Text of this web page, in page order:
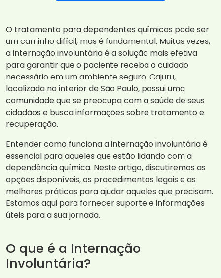
O tratamento para dependentes químicos pode ser
um caminho difícil, mas é fundamental. Muitas vezes,
a internação involuntária é a solução mais efetiva
para garantir que o paciente receba o cuidado
necessário em um ambiente seguro. Cajuru,
localizada no interior de São Paulo, possui uma
comunidade que se preocupa com a saúde de seus
cidadãos e busca informações sobre tratamento e
recuperação.
Entender como funciona a internação involuntária é
essencial para aqueles que estão lidando com a
dependência química. Neste artigo, discutiremos as
opções disponíveis, os procedimentos legais e as
melhores práticas para ajudar aqueles que precisam.
Estamos aqui para fornecer suporte e informações
úteis para a sua jornada.
O que é a Internação
Involuntária?